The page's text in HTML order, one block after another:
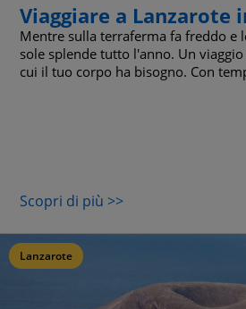
Viaggiare a Lanzarote
Mentre sulla terraferma fa freddo e
sole splende tutto l'anno. Un
cui il tuo corpo ha bisogno. Con
Scopri di più >>
Lanzarote